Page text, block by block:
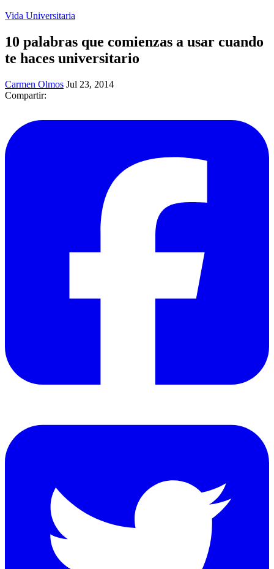
Vida Universitaria
10 palabras que comienzas a usar cuando
te haces universitario
Carmen Olmos Jul 23, 2014
Compartir: